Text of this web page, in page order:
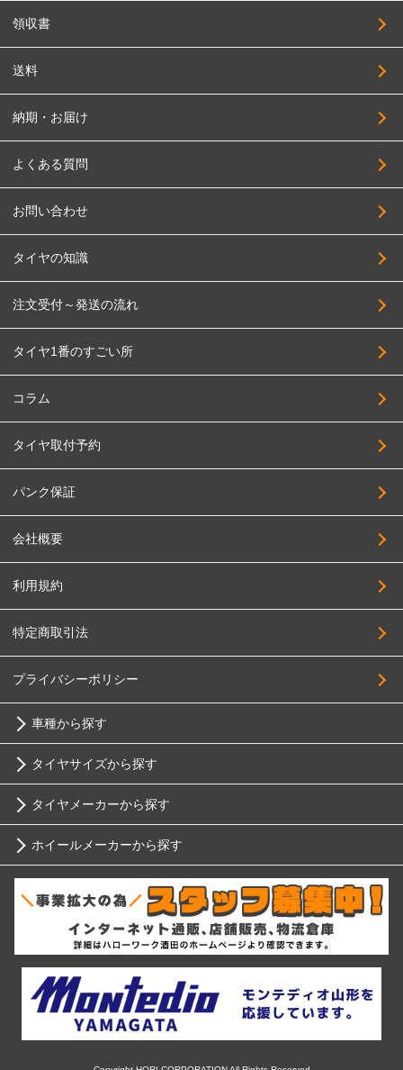
領収書
送料
納期・お届け
よくある質問
お問い合わせ
タイヤの知識
注文受付～発送の流れ
タイヤ1番のすごい所
コラム
タイヤ取付予約
パンク保証
会社概要
利用規約
特定商取引法
プライバシーポリシー
車種から探す
トヨタ
ニッサン
スバル
マツダ
ミツビシ
タイヤサイズから探す
10インチ
12インチ
14インチ
15インチ
タイヤメーカーから探す
ブリヂストン
ミシュラン
ヨコハマ
ダンロップ
ホイールメーカーから探す
RIH
Advanti Racing